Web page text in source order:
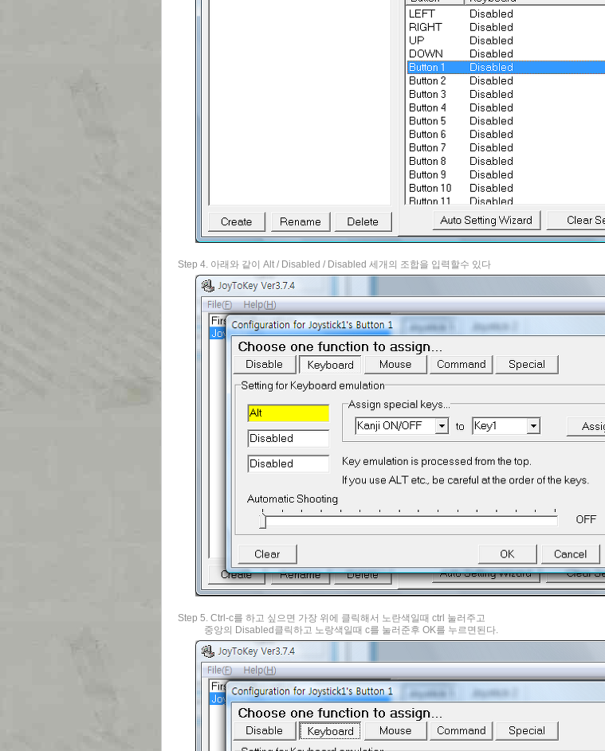
Step 4. 아래와 같이 Alt / Disabled / Disabled 세개의 조합을 입력할수 있다
Step 5. Ctrl-c를 하고 싶으면 가장 위에 클릭해서 노란색일때 ctrl 눌러주고
중앙의 Disabled클릭하고 노랑색일때 c를 눌러준후 OK를 누르면된다.